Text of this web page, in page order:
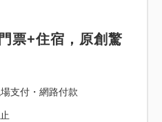
票+住宿，原創驚
支付・網路付款